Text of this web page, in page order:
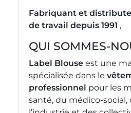
Fabriquant et
de travail depuis 1991 ,
QUI SOMMES-
Label Blouse est une
spécialisée dans le
professionnel pour les
santé, du médico-social,